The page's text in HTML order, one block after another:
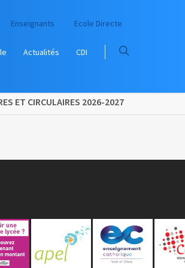
ET CIRCULAIRES 2026-2027
Enseignants Ecole Directe
Actualités CDI